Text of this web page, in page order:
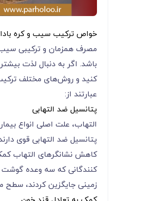
خواص ترکیب سیب و کره
مصرف همزمان و ترکیبی سیب
باشد. اگر به دنبال لذت
کنید و روش‌های مختلف
عبارتند از:
پتانسیل ضد التهابی
التهاب، علت اصلی انواع
پتانسیل ضد التهابی قوی
کاهش نشانگرهای التهاب
کنندگانی که سه وعده گوشت
زمینی جایگزین کردند، سطح